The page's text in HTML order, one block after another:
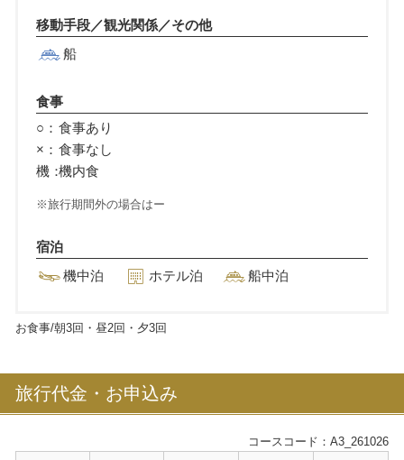
移動手段／観光関係／その他
船
食事
○： 食事あり
×： 食事なし
機：機内食
旅行期間外の場合はー
宿泊
機中泊
ホテル泊 船中泊
お食事/朝3回・昼2回・夕3回
旅行代金・お申込み
コースコード：A3_261026